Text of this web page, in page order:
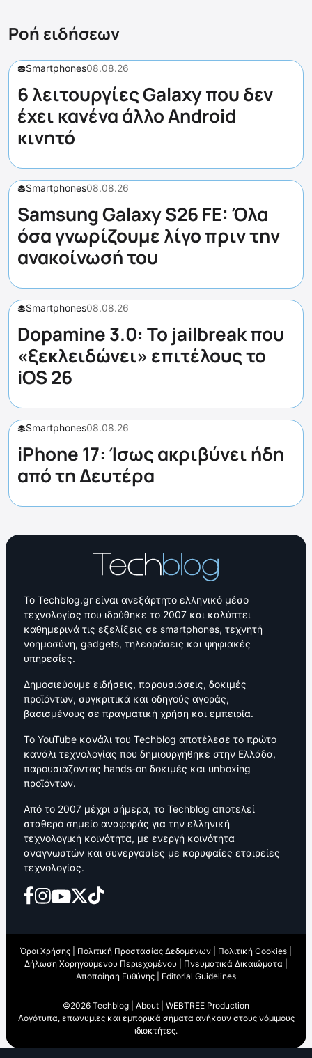
Ροή ειδήσεων
Smartphones08.08.26
6 λειτουργίες Galaxy που δεν
έχει κανένα άλλο Android
κινητό
Smartphones08.08.26
Samsung Galaxy S26 FE: Όλα
όσα γνωρίζουμε λίγο πριν την
ανακοίνωσή του
Smartphones08.08.26
Dopamine 3.0: Το jailbreak που
«ξεκλειδώνει» επιτέλους το
iOS 26
Smartphones08.08.26
iPhone 17: Ίσως ακριβύνει ήδη
από τη Δευτέρα
Το Techblog.gr είναι ανεξάρτητο ελληνικό μέσο
τεχνολογίας που ιδρύθηκε το 2007 και καλύπτει
καθημερινά τις εξελίξεις σε smartphones, τεχνητή
νοημοσύνη, gadgets, τηλεοράσεις και ψηφιακές
υπηρεσίες.
Δημοσιεύουμε ειδήσεις, παρουσιάσεις, δοκιμές
προϊόντων, συγκριτικά και οδηγούς αγοράς,
βασισμένους σε πραγματική χρήση και εμπειρία.
Το YouTube κανάλι του Techblog αποτέλεσε το πρώτο
κανάλι τεχνολογίας που δημιουργήθηκε στην Ελλάδα,
παρουσιάζοντας hands-on δοκιμές και unboxing
προϊόντων.
Από το 2007 μέχρι σήμερα, το Techblog αποτελεί
σταθερό σημείο αναφοράς για την ελληνική
τεχνολογική κοινότητα, με ενεργή κοινότητα
αναγνωστών και συνεργασίες με κορυφαίες εταιρείες
τεχνολογίας.
Όροι Χρήσης Πολιτική Προστασίας Δεδομένων Πολιτική Cookies
Δήλωση Χορηγούμενου Περιεχομένου
Πνευματικά Δικαιώματα
Αποποίηση Ευθύνης
Editorial Guidelines
©2026 Techblog | About
WEBTREE Production
Λογότυπα, επωνυμίες και εμπορικά σήματα ανήκουν στους νόμιμους
ιδιοκτήτες.